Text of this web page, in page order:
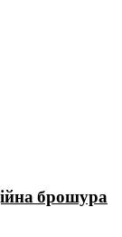
брошура